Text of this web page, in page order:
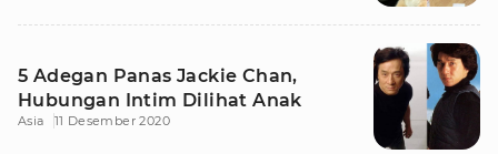
5 Adegan Panas Jackie Chan,
Hubungan Intim Dilihat Anak
Asia 11 Desember 2020